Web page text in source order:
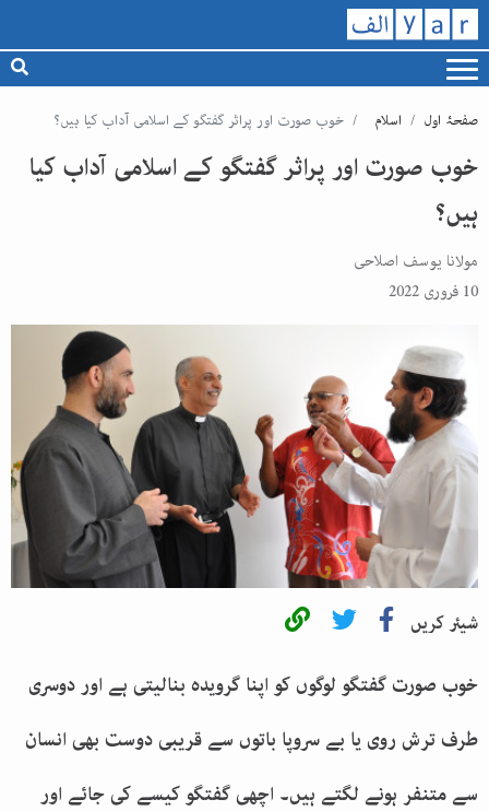
صفحۂ اول اسلام خوب صورت اور پراثر گفتگو کے اسلامی آداب کیا ہیں؟
خوب صورت اور پراثر گفتگو کے اسلامی آداب کیا
ہیں؟
مولانا یوسف اصلاحی
10 فروری 2022
شیئر کریں
خوب صورت گفتگو لوگوں کو اپنا گرویدہ بنالیتی ہے اور دوسری
طرف ترش روی یا بے سروپا باتوں سے قریبی دوست بھی انسان
سے متنفر ہونے لگتے ہیں۔ اچھی گفتگو کیسے کی جائے اور